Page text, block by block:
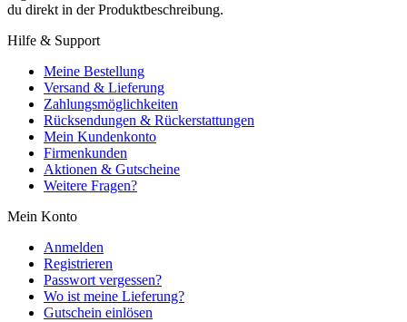
du direkt in der Produktbeschreibung.
Hilfe & Support
Meine Bestellung
Versand & Lieferung
Zahlungsmöglichkeiten
Rücksendungen & Rückerstattungen
Mein Kundenkonto
Firmenkunden
Aktionen & Gutscheine
Weitere Fragen?
Mein Konto
Anmelden
Registrieren
Passwort vergessen?
Wo ist meine Lieferung?
Gutschein einlösen